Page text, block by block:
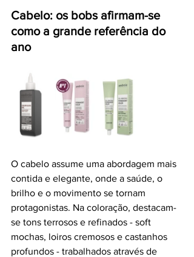
Cabelo: os bobs afirmam-se
como a grande referência do
ano
O cabelo assume uma abordagem mais
contida e elegante, onde a saúde, o
brilho e o movimento se tornam
protagonistas. Na coloração, destacam-
se tons terrosos e refinados - soft
mochas, loiros cremosos e castanhos
profundos - trabalhados através de